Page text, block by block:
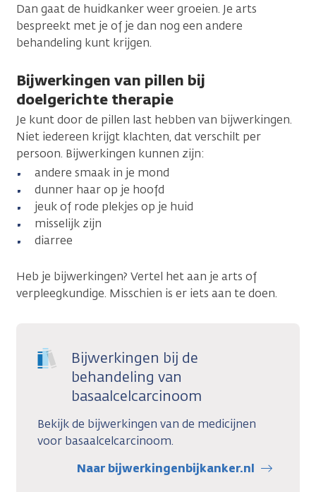
Dan gaat de huidkanker weer groeien. Je arts
bespreekt met je of je dan nog een andere
behandeling kunt krijgen.
Bijwerkingen van pillen bij
doelgerichte therapie
Je kunt door de pillen last hebben van bijwerkingen.
Niet iedereen krijgt klachten, dat verschilt per
persoon. Bijwerkingen kunnen zijn:
andere smaak in je mond
dunner haar op je hoofd
jeuk of rode plekjes op je huid
misselijk zijn
diarree
Heb je bijwerkingen? Vertel het aan je arts of
verpleegkundige. Misschien is er iets aan te doen.
Bijwerkingen bij de
behandeling van
basaalcelcarcinoom
Bekijk de bijwerkingen van de medicijnen
voor basaalcelcarcinoom.
Naar bijwerkingenbijkanker.nl